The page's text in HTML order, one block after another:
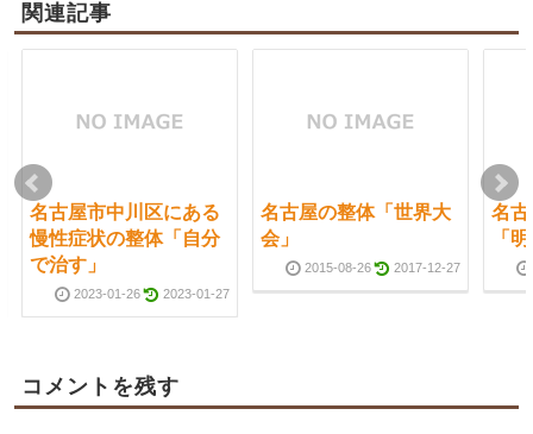
関連記事
名古屋市中川区にある
慢性症状の整体「自分
で治す」
2023-01-26 2023-01-27
名古屋の整体「世界大
会」
2015-08-26 2017-12-27
名
「
コメントを残す